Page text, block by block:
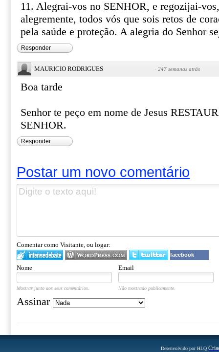
11. Alegrai-vos no SENHOR, e regozijai-
alegremente, todos vós que sois retos de
pela saúde e proteção. A alegria do Senhor
Responder
MAURICIO RODRIGUES · 247 semanas atrás
Boa tarde
Senhor te peço em nome de Jesus
SENHOR.
Responder
Postar um novo comentário
Comentar como Visitante, ou logar:
facebook
Nome Email
Mostrar junto aos seus comentários. Não mostrado publicamente.
Assinar
Desenvolvido por HLQ